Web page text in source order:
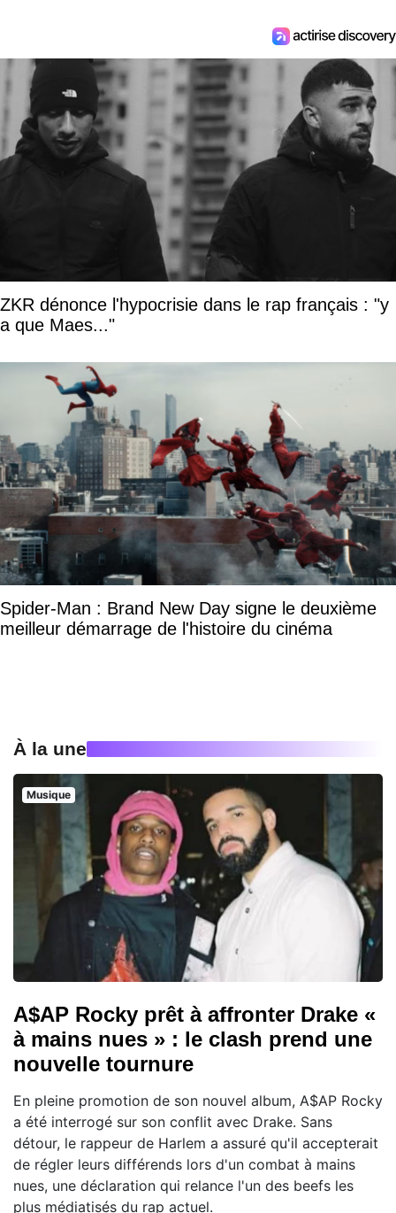
ZKR dénonce l'hypocrisie dans le rap français : "y
a que Maes..."
Spider-Man : Brand New Day signe le deuxième
meilleur démarrage de l'histoire du cinéma
À la une
Musique
A$AP Rocky prêt à affronter Drake «
à mains nues » : le clash prend une
nouvelle tournure
En pleine promotion de son nouvel album, A$AP Rocky
a été interrogé sur son conflit avec Drake. Sans
détour, le rappeur de Harlem a assuré qu'il accepterait
de régler leurs différends lors d'un combat à mains
nues, une déclaration qui relance l'un des beefs les
plus médiatisés du rap actuel.